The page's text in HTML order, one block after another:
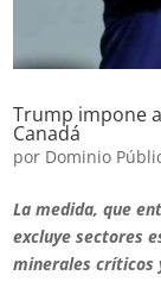
Trump impone
Canadá
por Dominio
La medida, que
excluye sectores
minerales críticos